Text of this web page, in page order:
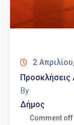
2
Προσκλήσεις
By
Δήμος
Comment off